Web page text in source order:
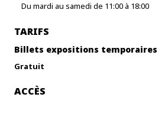
Du mardi au samedi de 11:00 à 18:00
TARIFS
Billets expositions temporaires
Gratuit
ACCÈS